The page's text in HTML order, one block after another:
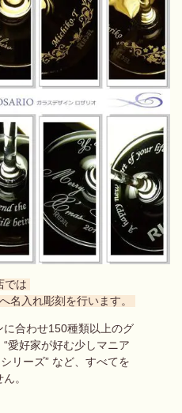
では
名入れ彫刻を行います。
に合わせ150種類以上のグ
“愛好家が好む少しマニア
リーズ” など、 すべてを
。